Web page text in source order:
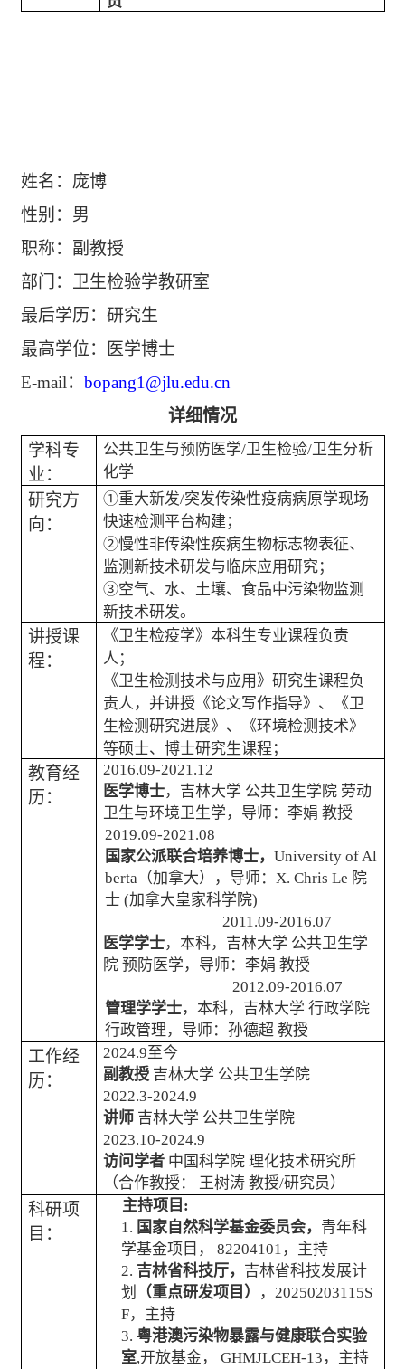
姓名：庞博
性别：男
职称：副教授
部门：卫生检验学教研室
最后学历：研究生
最高学位：医学博士
E-mail： bopang1@jlu.edu.cn
详细情况
学科专
业：
公共卫生与预防医学/卫生检验/卫生分析
化学
研究方
向：
①重大新发/突发传染性疫病病原学现场
快速检测平台构建；
②慢性非传染性疾病生物标志物表征、
监测新技术研发与临床应用研究；
③空气、水、土壤、食品中污染物监测
新技术研发。
讲授课
程：
《卫生检疫学》本科生专业课程负责
人；
《卫生检测技术与应用》研究生课程负
责人，并讲授《论文写作指导》、《卫
生检测研究进展》、《环境检测技术》
等硕士、博士研究生课程；
教育经
历：
2016.09-2021.12
医学博士，吉林大学 公共卫生学院 劳动
卫生与环境卫生学，导师：李娟 教授
2019.09-2021.08
国家公派联合培养博士， University of Al
berta（加拿大），导师： X. Chris Le 院
士 (加拿大皇家科学院)
2011.09-2016.07
医学学士，本科，吉林大学 公共卫生学
院 预防医学，导师：李娟 教授
2012.09-2016.07
管理学学士，本科，吉林大学 行政学院
行政管理，导师：孙德超 教授
工作经
历：
2024.9至今
副教授 吉林大学 公共卫生学院
2022.3-2024.9
讲师 吉林大学 公共卫生学院
2023.10-2024.9
访问学者 中国科学院 理化技术研究所
（合作教授：
王树涛 教授/研究员）
科研项
目：
主持项目 :
1. 国家自然科学基金委员会， 青年科
学基金项目，
82204101 ，主持
2. 吉林省科技厅， 吉林省科技发展计
划
（重点研发项目） ， 20250203115S
F，主持
3. 粤港澳污染物暴露与健康联合实验
室,开放基金， GHMJLCEH-13 ，主持